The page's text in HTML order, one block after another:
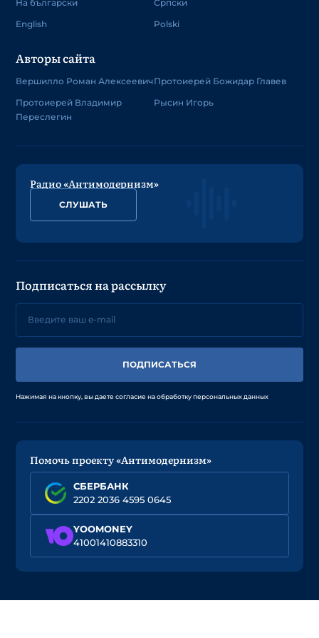
На български
English
Српски
Polski
Авторы сайта
Вершилло Роман Алексеевич
Протоиерей Владимир
Переслегин
Протоиерей Божидар Главев
Рысин Игорь
Радио «Антимодернизм»
СЛУШАТЬ
Подписаться на рассылку
ПОДПИСАТЬСЯ
Нажимая на кнопку, вы даете согласие на обработку персональных данных
Помочь проекту «Антимодернизм»
СБЕРБАНК
2202 2036 4595 0645
YOOMONEY
41001410883310